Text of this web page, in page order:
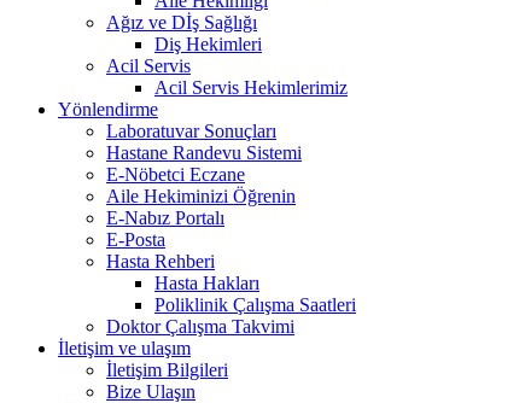
Ağız ve Dİş Sağlığı
Diş Hekimleri
Acil Servis
Acil Servis Hekimlerimiz
Yönlendirme
Laboratuvar Sonuçları
Hastane Randevu Sistemi
E-Nöbetci Eczane
Aile Hekiminizi Öğrenin
E-Nabız Portalı
E-Posta
Hasta Rehberi
Hasta Hakları
Poliklinik Çalışma Saatleri
Doktor Çalışma Takvimi
İletişim ve ulaşım
İletişim Bilgileri
Bize Ulaşın